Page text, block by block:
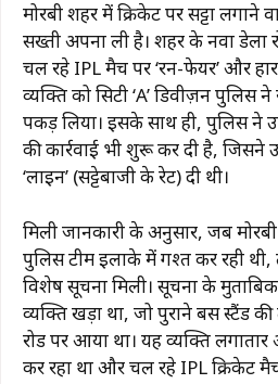
मोरबी शहर में क्रिकेट पर सट्टा लगाने
सख्ती अपना ली है। शहर के नवा डेला
चल रहे IPL मैच पर ‘रन-फेयर’ और
व्यक्ति को सिटी ‘A’ डिवीज़न पुलिस
पकड़ लिया। इसके साथ ही, पुलिस ने
की कार्रवाई भी शुरू कर दी है,
‘लाइन’ (सट्टेबाजी के रेट) दी थी।
मिली जानकारी के अनुसार, जब मोरबी
पुलिस टीम इलाके में गश्त कर रही थी,
विशेष सूचना मिली। सूचना के
व्यक्ति खड़ा था, जो पुराने बस स्टैंड
रोड पर आया था। यह व्यक्ति
कर रहा था और चल रहे IPL क्रिकेट मैच